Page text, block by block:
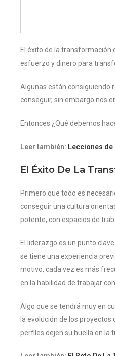
El éxito de la transformación
esfuerzo y dinero para
Algunas están consiguiendo
conseguir, sin embargo nos
Entonces ¿Qué debemos
Leer también: Lecciones
El Éxito De La
Primero que todo es
conseguir una cultura
potente, con espacios de
El liderazgo es un punto
se tiene una experiencia
motivo, cada vez es más
en la habilidad de trabajar
Algo que se tendrá muy en
la evolución de los
perfiles dejen su huella en la